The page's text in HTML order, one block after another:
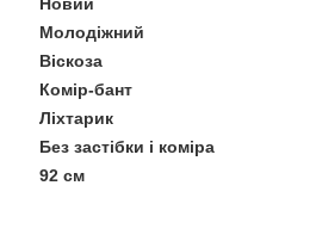
Молодіжний
Віскоза
Комір-бант
Ліхтарик
Без застібки і коміра
92 см